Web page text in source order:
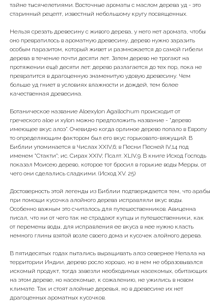
тайне тысячелетиями. Восточные ароматы с маслом дерева уд - это
старинный рецепт, известный небольшому кругу посвященных.
Нельзя срезать древесину с живого дерева, у него нет аромата, чтобы
оно превратилось в ароматную древесину, дерево нужно заразить
особым паразитом, который живет и размножается до самой гибели
дерева в течение почти десяти лет. Затем дерево не трогают на
протяжении ещё десяти лет: дерево разлагается до тех пор, пока не
превратится в драгоценную знаменитую удовую древесину. Чем
больше уд гниет в условиях влажности и дождей, тем более
качественная древесина.
Ботаническое название Aloexylon Agallochum происходит от
греческого aloe и xylon можно предположить название - "дерево
имеющее вкус алоэ". Очевидно когда орлиное дерево попало в Европу
то определяющим фактором был его вкус горьковато-вяжущий. В
Библии упоминается в Числах XXIV,6; в Песни Песней IV,14 под
именем "Стакти"; ис. Сирах XXIV; Псалт. XLIV,9. В книге Исход Господь
показал Моисею дерево, которое тот бросил в горькие воды Мерры, от
чего они сделались сладкими. (Исход XV. 25)
Достоверность этой легенды из Библии подтверждается тем, что арабы
при помощи кусочка алойного дерева исправляли вкус воды.
Особенно важным это считалось для путешественников. Авиценна
писал, что ни от чего так не страдают купцы и путешественники, как
от перемены воды, для исправления ее вкуса в нее нужно класть
немного глины взятой возле своего дома и кусочек алойного дерева.
В пятидесятых годах пытались выращивать алоэ севернее Непала на
территории Индии, дерево росло хорошо, но в нем не образовывался
искомый продукт, тогда завезли необходимых насекомых, обитающих
на этом дереве, но насекомые, к сожалению, не ужились в новом
климате. Так и стоят алойные деревья, но в древесине их нет
драгоценных ароматных кусочков.